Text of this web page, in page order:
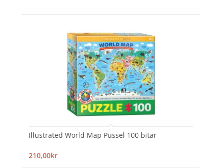
Illustrated World Map Pussel 100 bitar
210,00kr